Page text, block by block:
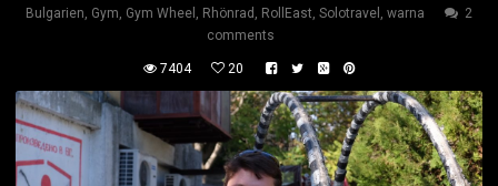
Bulgarien Gym Gym Wheel Rhönrad RollEast Solotravel warna
2
comments
7404 20